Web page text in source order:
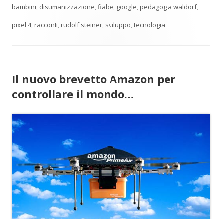
bambini, disumanizzazione,fiabe, google,pedagogia waldorf,
pixel 4,racconti,rudolf steiner, sviluppo,tecnologia
Il nuovo brevetto Amazon per
controllare il mondo…